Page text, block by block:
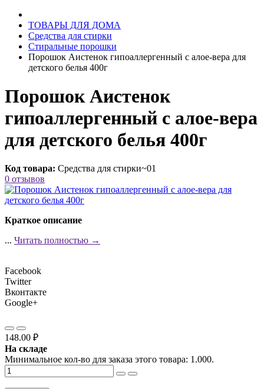
ТОВАРЫ ДЛЯ ДОМА
Средства для стирки
Стиральные порошки
Порошок Аистенок гипоаллергенный с алое-вера для
детского белья 400г
Порошок Аистенок
гипоаллергенный с алое-вера
для детского белья 400г
Код товара: Средства для стирки~01
0 отзывов
Краткое описание
... Читать полностью →
Facebook
Twitter
Вконтакте
Google+
148.00 ₽
На складе
Минимальное кол-во для заказа этого товара: 1.000.